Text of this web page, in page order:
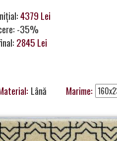
4379 Lei
-35%
2845 Lei
Lână Marime: